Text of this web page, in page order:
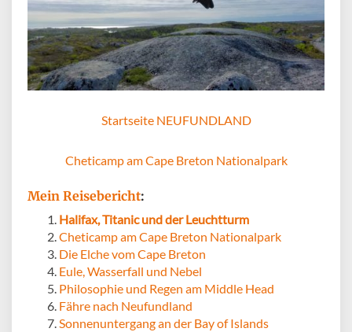
Startseite NEUFUNDLAND
Cheticamp am Cape Breton Nationalpark
Mein Reisebericht:
Halifax, Titanic und der Leuchtturm
Cheticamp am Cape Breton Nationalpark
Die Elche vom Cape Breton
Eule, Wasserfall und Nebel
Philosophie und Regen am Middle Head
Fähre nach Neufundland
Sonnenuntergang an der Bay of Islands